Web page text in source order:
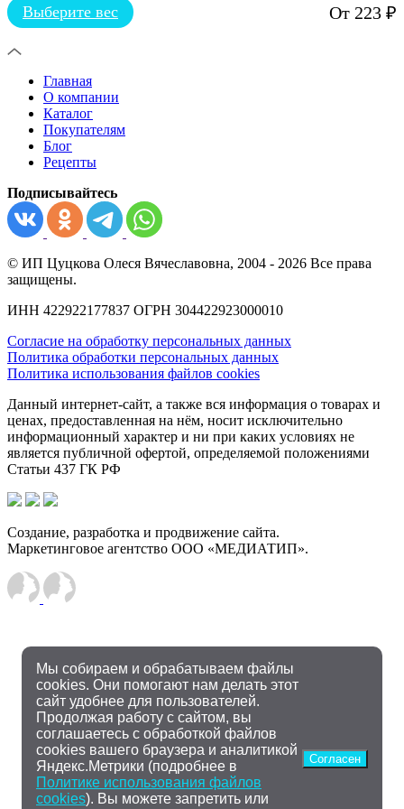
на
товара.
От 223 ₽
Выберите вес
Этот
имеет
вариаций.
Опции
можно
выбрать
странице
Главная
О компании
Каталог
Покупателям
Блог
Рецепты
Подписывайтесь
© ИП Цуцкова Олеся Вячеславовна, 2004 - 2026 Все права
защищены.
ИНН 422922177837 ОГРН 304422923000010
Согласие на обработку персональных данных
Политика обработки персональных данных
Политика использования файлов cookies
Данный интернет-сайт, а также вся информация о товарах и
ценах, предоставленная на нём, носит исключительно
информационный характер и ни при каких условиях не
является публичной офертой, определяемой положениями
Статьи 437 ГК РФ
Создание, разработка и продвижение сайта.
Маркетинговое агентство ООО «МЕДИАТИП».
Мы собираем и обрабатываем файлы
cookies. Они помогают нам делать этот
сайт удобнее для пользователей.
Продолжая работу с сайтом, вы
соглашаетесь с обработкой файлов
cookies вашего браузера и аналитикой
Яндекс.Метрики (подробнее в
Политике использования файлов
cookies). Вы можете запретить или
Согласен